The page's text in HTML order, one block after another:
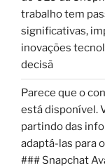
trabalho tem
significativas,
inovações
decisã
Parece que o
está disponível.
partindo das
adaptá-las para
### Snapchat